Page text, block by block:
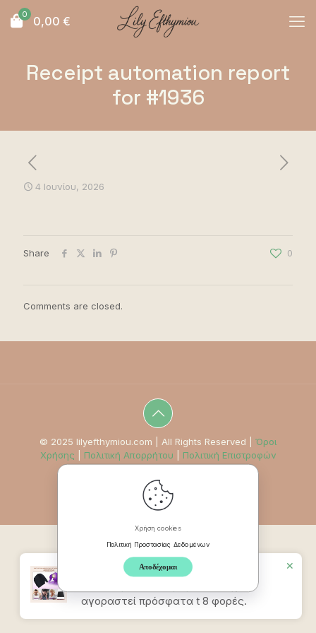
0 0,00 €
Receipt automation report
for #1936
4 Ιουνίου, 2026
Share 0
Comments are closed.
© 2025 lilyefthymiou.com | All Rights Reserved | Όροι
Χρήσης
Πολιτική Απορρήτου Πολιτική Επιστροφών
Χρήση cookies
Πολιτική Προστασίας Δεδομένων
Αποδέχομαι
Καπέλο Ανακούφισης
αγοραστεί πρόσφατα t 8 φορές.
✕